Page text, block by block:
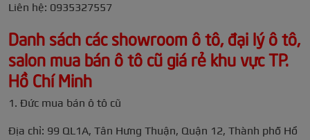
Liên hệ: 0935327557
Danh sách các showroom ô tô, đại lý ô tô,
salon mua bán ô tô cũ giá rẻ khu vực TP.
Hồ Chí Minh
1. Đức mua bán ô tô cũ
Địa chỉ: 99 QL1A, Tân Hưng Thuận, Quận 12, Thành phố Hồ